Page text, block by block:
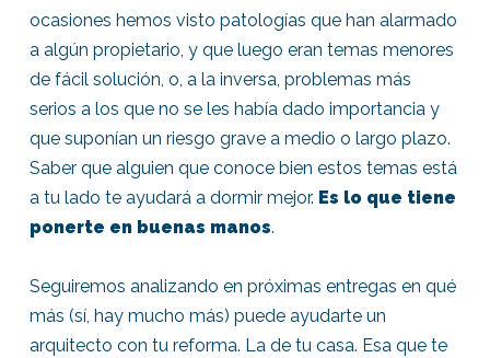
ocasiones hemos visto patologías que han alarmado
a algún propietario, y que luego eran temas menores
de fácil solución, o, a la inversa, problemas más
serios a los que no se les había dado importancia y
que suponían un riesgo grave a medio o largo plazo.
Saber que alguien que conoce bien estos temas está
a tu lado te ayudará a dormir mejor. Es lo que tiene
ponerte en buenas manos.
Seguiremos analizando en próximas entregas en qué
más (sí, hay mucho más) puede ayudarte un
arquitecto con tu reforma. La de tu casa. Esa que te